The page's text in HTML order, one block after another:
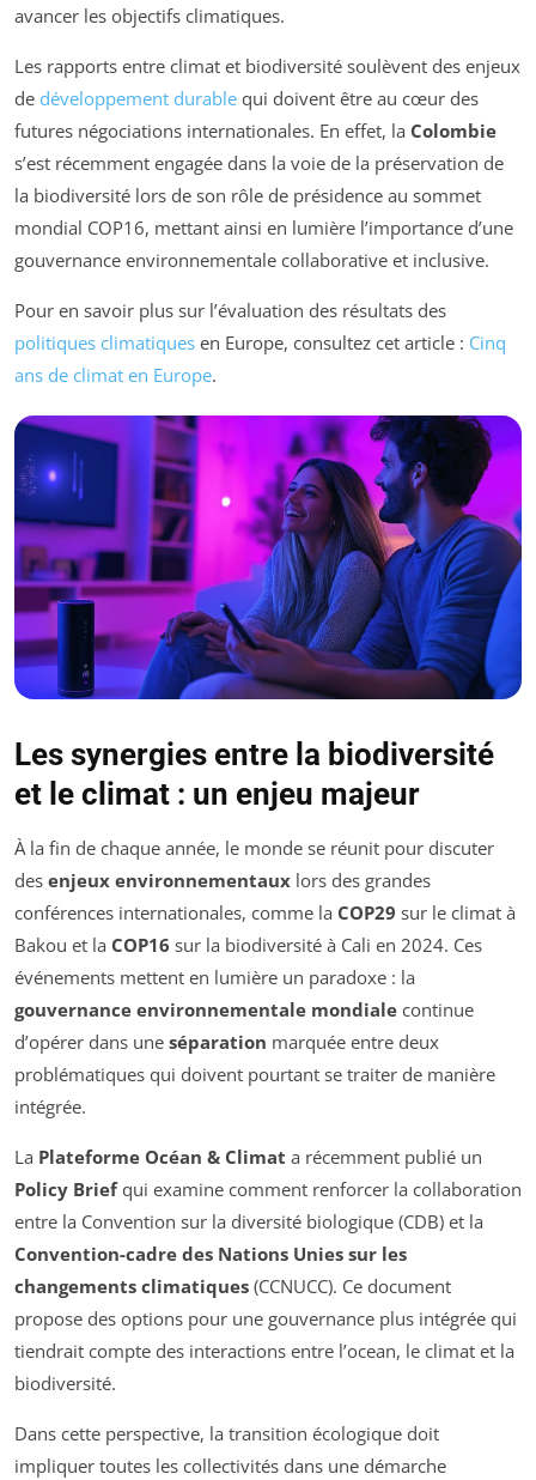
avancer les objectifs climatiques.
Les rapports entre climat et biodiversité soulèvent des enjeux
de développement durable qui doivent être au cœur des
futures négociations internationales. En effet, la Colombie
s’est récemment engagée dans la voie de la préservation de
la biodiversité lors de son rôle de présidence au sommet
mondial COP16, mettant ainsi en lumière l’importance d’une
gouvernance environnementale collaborative et inclusive.
Pour en savoir plus sur l’évaluation des résultats des
politiques climatiques en Europe, consultez cet article : Cinq
ans de climat en Europe.
Les synergies entre la biodiversité
et le climat : un enjeu majeur
À la fin de chaque année, le monde se réunit pour discuter
des enjeux environnementaux lors des grandes
conférences internationales, comme la COP29 sur le climat à
Bakou et la COP16 sur la biodiversité à Cali en 2024. Ces
événements mettent en lumière un paradoxe : la
gouvernance environnementale mondiale continue
d’opérer dans une séparation marquée entre deux
problématiques qui doivent pourtant se traiter de manière
intégrée.
La Plateforme Océan & Climat a récemment publié un
Policy Briefqui examine comment renforcer la collaboration
entre la Convention sur la diversité biologique (CDB) et la
Convention-cadre des Nations Unies sur les
changements climatiques (CCNUCC). Ce document
propose des options pour une gouvernance plus intégrée qui
tiendrait compte des interactions entre l’ocean, le climat et la
biodiversité.
Dans cette perspective, la transition écologique doit
impliquer toutes les collectivités dans une démarche